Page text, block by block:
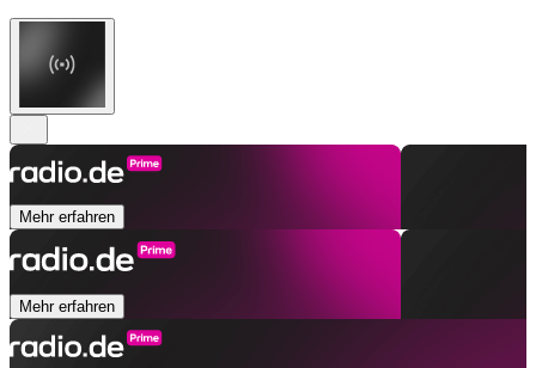
Mehr erfahren
Mehr erfahren